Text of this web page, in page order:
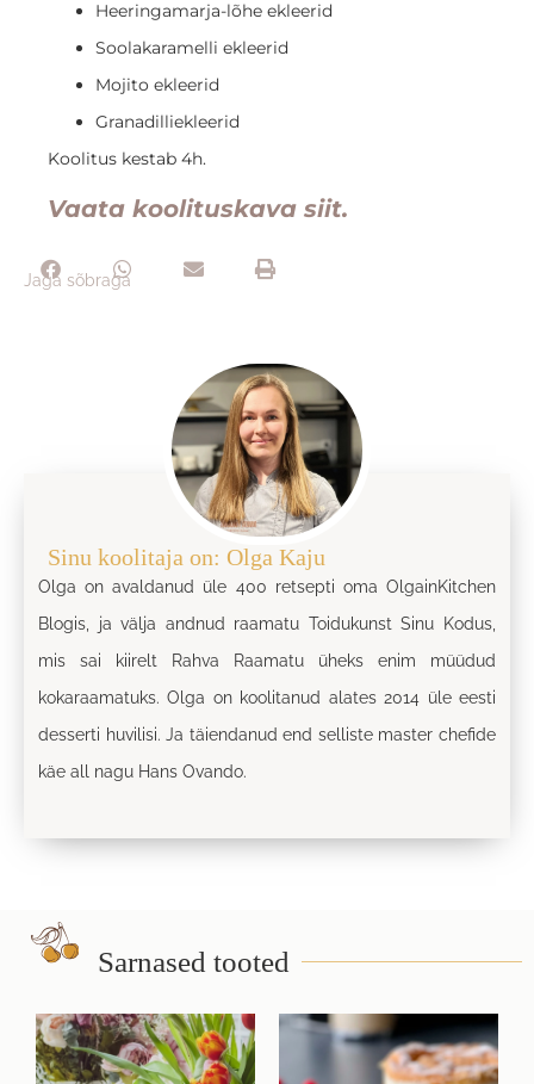
Heeringamarja-lõhe ekleerid
Soolakaramelli ekleerid
Mojito ekleerid
Granadilliekleerid
Koolitus kestab 4h.
Vaata koolituskava siit.
Jaga sõbraga
Sinu koolitaja on: Olga Kaju
Olga on avaldanud üle 400 retsepti oma OlgainKitchen
Blogis, ja välja andnud raamatu Toidukunst Sinu Kodus,
mis sai kiirelt Rahva Raamatu üheks enim müüdud
kokaraamatuks. Olga on koolitanud alates 2014 üle eesti
desserti huvilisi. Ja täiendanud end selliste master chefide
käe all nagu Hans Ovando.
Sarnased tooted